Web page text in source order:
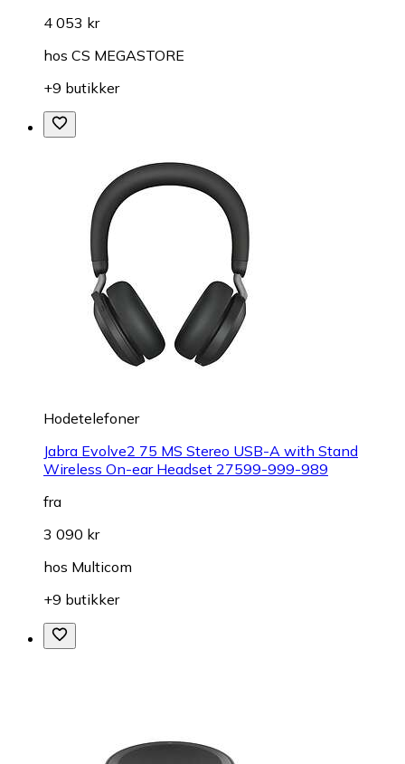
4 053 kr
hos CS MEGASTORE
+9 butikker
Hodetelefoner
Jabra Evolve2 75 MS Stereo USB-A with Stand
Wireless On-ear Headset 27599-999-989
fra
3 090 kr
hos Multicom
+9 butikker